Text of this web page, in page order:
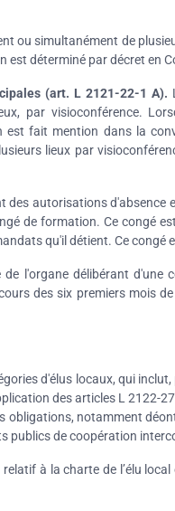
ou simultanément de
est déterminé par décret en
(art. L 2121-22-1 A).
par visioconférence.
est fait mention dans la
lieux par
des autorisations d'absence
de formation. Ce congé
qu'il détient. Ce congé
de l'organe délibérant d'une
des six premiers mois
d'élus locaux, qui
des articles L 2122-
obligations, notamment
publics de coopération
relatif à la charte de l’élu